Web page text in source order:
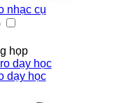
nhạc cụ
họp
dạy học